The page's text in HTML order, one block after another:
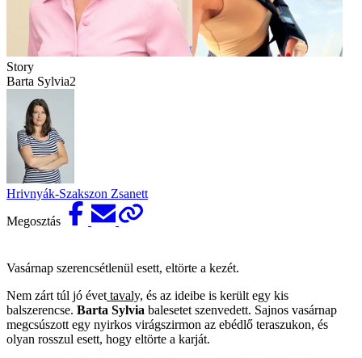
Story
Barta Sylvia2
Hrivnyák-Szakszon Zsanett
Megosztás
Vasárnap szerencsétlenül esett, eltörte a kezét.
Nem zárt túl jó évet tavaly, és az ideibe is került egy kis
balszerencse. Barta Sylvia balesetet szenvedett. Sajnos vasárnap
megcsúszott egy nyirkos virágszirmon az ebédlő teraszukon, és
olyan rosszul esett, hogy eltörte a karját.